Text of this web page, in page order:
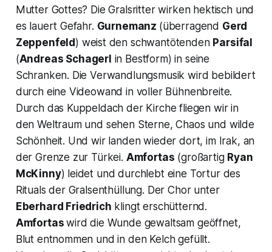
Mutter Gottes? Die Gralsritter wirken hektisch und
es lauert Gefahr. Gurnemanz (überragend Gerd
Zeppenfeld) weist den schwantötenden Parsifal
(Andreas Schagerl in Bestform) in seine
Schranken. Die Verwandlungsmusik wird bebildert
durch eine Videowand in voller Bühnenbreite.
Durch das Kuppeldach der Kirche fliegen wir in
den Weltraum und sehen Sterne, Chaos und wilde
Schönheit. Und wir landen wieder dort, im Irak, an
der Grenze zur Türkei. Amfortas (großartig Ryan
McKinny) leidet und durchlebt eine Tortur des
Rituals der Gralsenthüllung. Der Chor unter
Eberhard Friedrich klingt erschütternd.
Amfortas wird die Wunde gewaltsam geöffnet,
Blut entnommen und in den Kelch gefüllt.